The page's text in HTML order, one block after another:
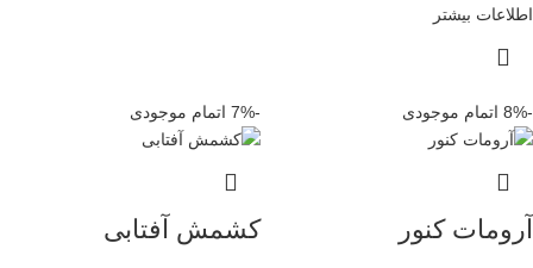
اطلاعات بیشتر
-8% اتمام موجودی
آرومات کنور
-7% اتمام موجودی
کشمش آفتابی